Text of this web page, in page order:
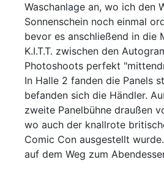
Waschanlage an, wo ich den
Sonnenschein noch einmal
bevor es anschließend in die
K.I.T.T. zwischen den
Photoshoots perfekt
In Halle 2 fanden die Panels
befanden sich die Händler.
zweite Panelbühne draußen
wo auch der knallrote
Comic Con ausgestellt
auf dem Weg zum